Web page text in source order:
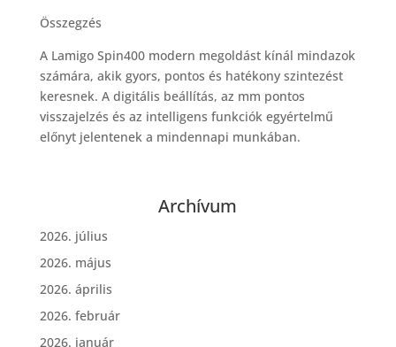
Összegzés
A Lamigo Spin400 modern megoldást kínál mindazok
számára, akik gyors, pontos és hatékony szintezést
keresnek. A digitális beállítás, az mm pontos
visszajelzés és az intelligens funkciók egyértelmű
előnyt jelentenek a mindennapi munkában.
Archívum
2026. július
2026. május
2026. április
2026. február
2026. január